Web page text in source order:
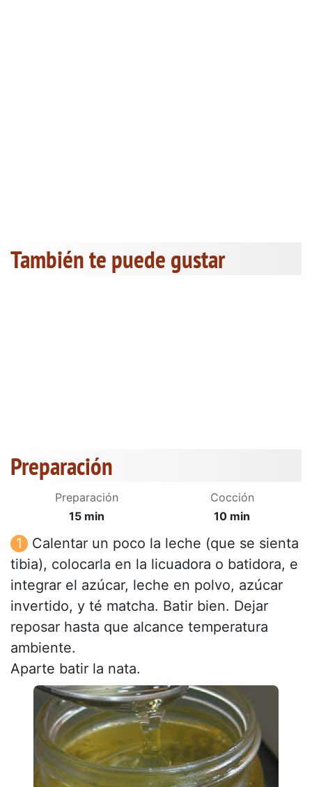
También te puede gustar
Preparación
Preparación
15 min
Cocción
10 min
Calentar un poco la leche (que se sienta
tibia), colocarla en la licuadora o batidora, e
integrar el azúcar, leche en polvo, azúcar
invertido, y té matcha. Batir bien. Dejar
reposar hasta que alcance temperatura
ambiente.
Aparte batir la nata.